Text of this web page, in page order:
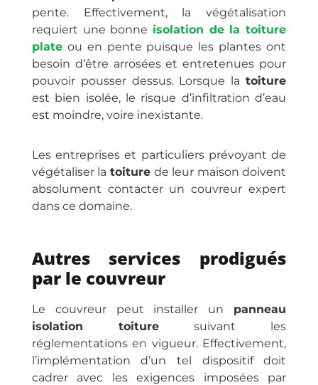
pente. Effectivement, la végétalisation
requiert une bonne isolation de la toiture
plateou en pente puisque les plantes ont
besoin d’être arrosées et entretenues pour
pouvoir pousser dessus. Lorsque latoiture
est bien isolée, le risque d’infiltration d’eau
est moindre, voire inexistante.
Les entreprises et particuliers prévoyant de
végétaliser la toiturede leur maison doivent
absolument contacter un couvreur expert
dans ce domaine.
Autres services prodigués
par le couvreur
Le couvreur peut installer un panneau
isolation toituresuivant les
réglementations en vigueur. Effectivement,
l’implémentation d’un tel dispositif doit
cadrer avec les exigences imposées par